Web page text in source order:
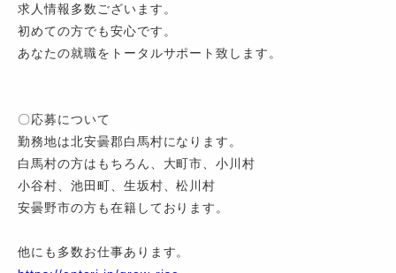
求人情報多数ございます。
初めての方でも安心です。
あなたの就職をトータルサポート致します。
〇応募について
勤務地は北安曇郡白馬村になります。
白馬村の方はもちろん、大町市、小川村
小谷村、池田町、生坂村、松川村
安曇野市の方も在籍しております。
他にも多数お仕事あります。